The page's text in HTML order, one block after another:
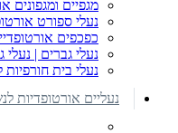
מגפיים ומגפונים
נעלי ספורט
כפכפים
נעלי גברים | נעלי
נעלי בית חורפיות
נעליים אורטופדיות